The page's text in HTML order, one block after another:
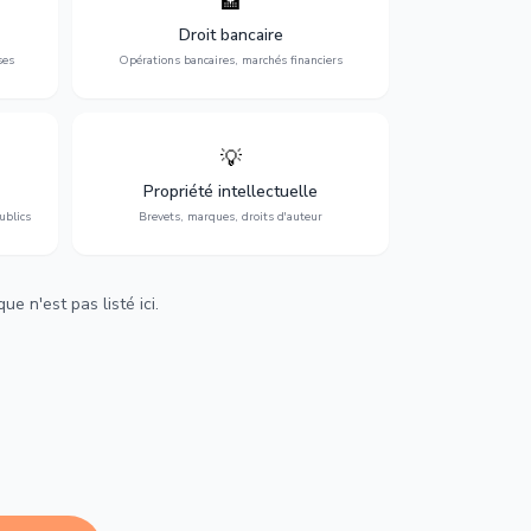
Droit bancaire
Opérations bancaires, marchés financiers
Gestion de vos opérations financières :
contentieux bancaire, investissements et
régulation.
💡
Propriété intellectuelle
Brevets, marques, droits d'auteur
Protection de vos créations : brevets,
marques, droits d'auteur et lutte contre la
contrefaçon.
n'est pas listé ici.